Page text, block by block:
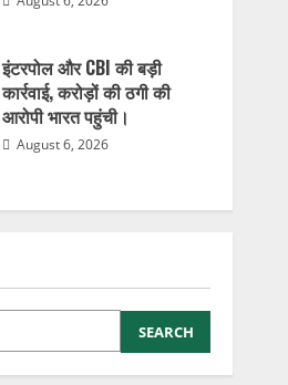
इंटरपोल और CBI की बड़ी
कार्रवाई, करोड़ों की ठगी की
आरोपी भारत पहुंची।
August 6, 2026
SEARCH